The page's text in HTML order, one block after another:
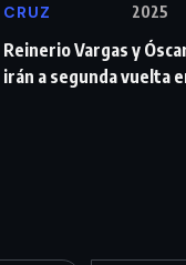
CRUZ
2025
Reinerio Vargas y
irán a segunda vuelta